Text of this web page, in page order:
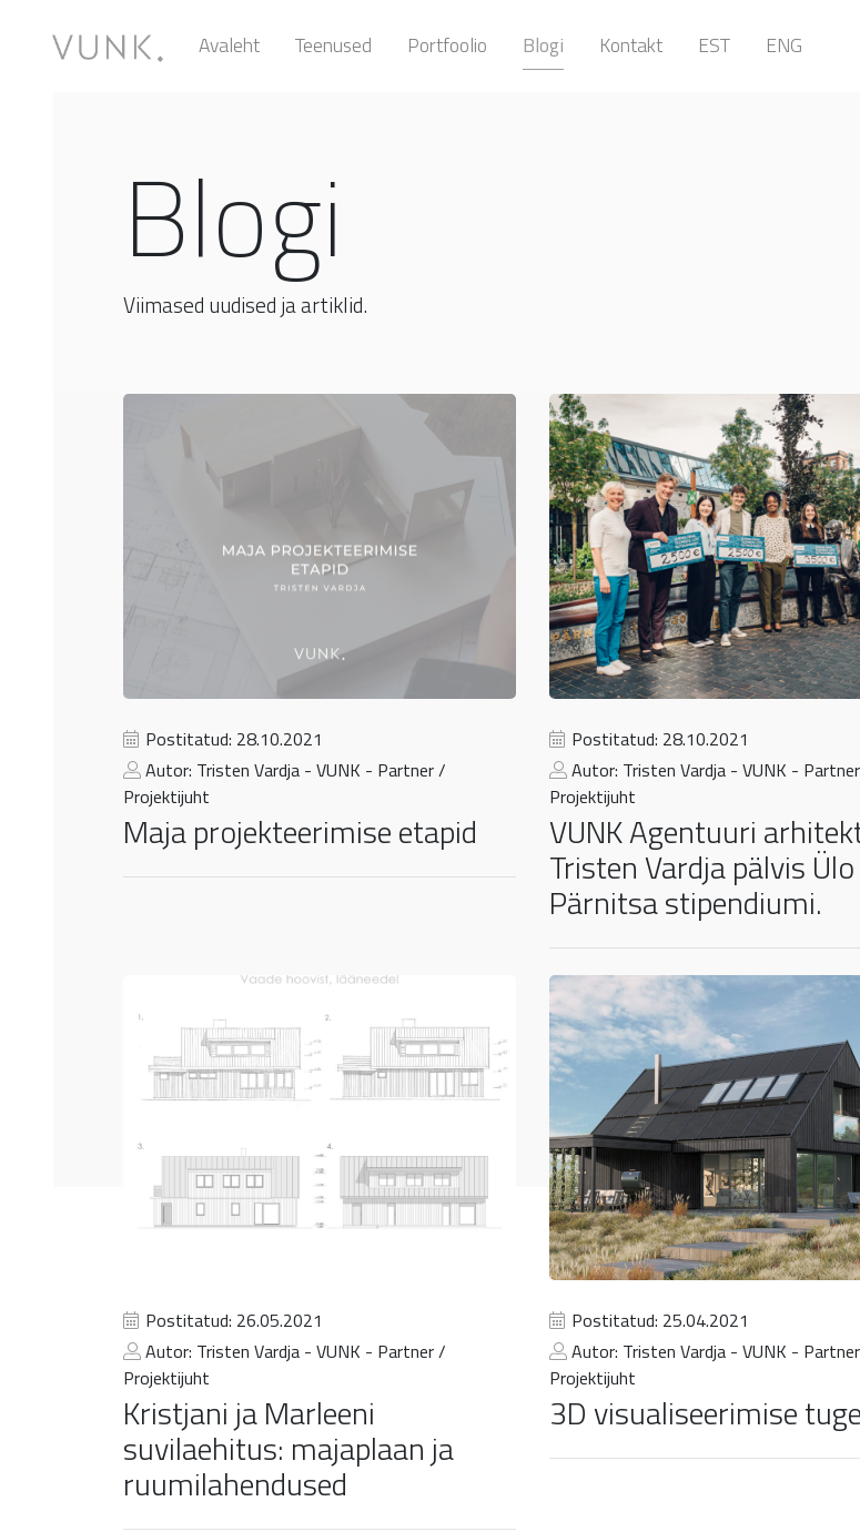
Avaleht Teenused Portfoolio Blogi Kontakt EST ENG
Blogi
Viimased uudised ja artiklid.
Postitatud: 28.10.2021
Autor: Tristen Vardja - VUNK - Partner /
Projektijuht
Maja projekteerimise etapid
Postitatud: 28.10.2021
Autor: Tristen Vardja - VUNK -
Projektijuht
VUNK Agentuuri
Tristen Vardja pälvis Ülo
Pärnitsa stipendiumi.
Postitatud: 26.05.2021
Autor: Tristen Vardja - VUNK - Partner /
Projektijuht
Kristjani ja Marleeni
suvilaehitus: majaplaan ja
ruumilahendused
Postitatud: 25.04.2021
Autor: Tristen Vardja - VUNK -
Projektijuht
3D visualiseerimise